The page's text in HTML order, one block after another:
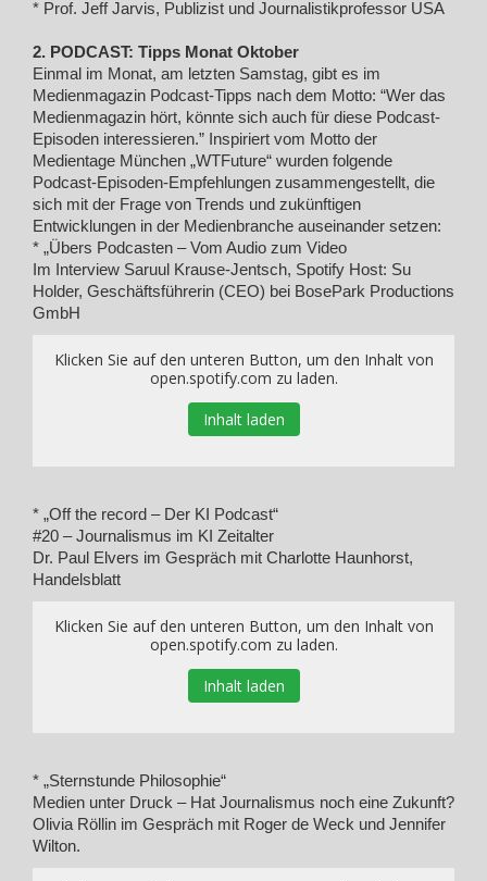
* Prof. Jeff Jarvis, Publizist und Journalistikprofessor USA
2. PODCAST: Tipps Monat Oktober
Einmal im Monat, am letzten Samstag, gibt es im
Medienmagazin Podcast-Tipps nach dem Motto: “Wer das
Medienmagazin hört, könnte sich auch für diese Podcast-
Episoden interessieren.” Inspiriert vom Motto der
Medientage München „WTFuture“ wurden folgende
Podcast-Episoden-Empfehlungen zusammengestellt, die
sich mit der Frage von Trends und zukünftigen
Entwicklungen in der Medienbranche auseinander setzen:
* „Übers Podcasten – Vom Audio zum Video
Im Interview Saruul Krause-Jentsch, Spotify Host: Su
Holder, Geschäftsführerin (CEO) bei BosePark Productions
GmbH
Klicken Sie auf den unteren Button, um den Inhalt von
open.spotify.com zu laden.
Inhalt laden
* „Off the record – Der KI Podcast“
#20 – Journalismus im KI Zeitalter
Dr. Paul Elvers im Gespräch mit Charlotte Haunhorst,
Handelsblatt
Klicken Sie auf den unteren Button, um den Inhalt von
open.spotify.com zu laden.
Inhalt laden
* „Sternstunde Philosophie“
Medien unter Druck – Hat Journalismus noch eine Zukunft?
Olivia Röllin im Gespräch mit Roger de Weck und Jennifer
Wilton.